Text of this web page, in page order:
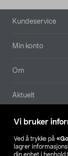
Vi bruker
Ved å trykke på
lagrer
din enhet i henhold
Bunntekst
Kundeservice
Min konto
Om
Aktuelt
Våre selskaper